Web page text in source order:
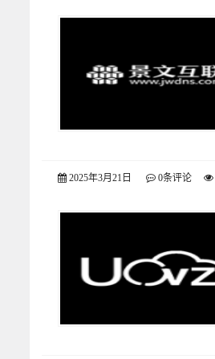
2025年3月21日 0条评论